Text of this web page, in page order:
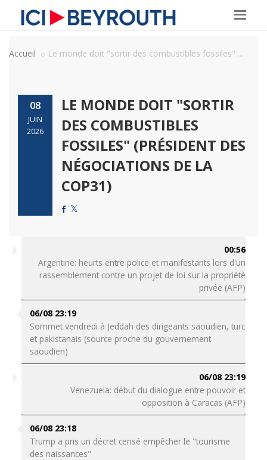
Accueil Le monde doit "sortir des combustibles fossiles" ...
08
JUIN
2026
LE MONDE DOIT "SORTIR
DES COMBUSTIBLES
FOSSILES" (PRÉSIDENT DES
NÉGOCIATIONS DE LA
COP31)
00:56
Argentine: heurts entre police et manifestants lors d'un
rassemblement contre un projet de loi sur la propriété
privée (AFP)
06/08 23:19
Sommet vendredi à Jeddah des dirigeants saoudien, turc
et pakistanais (source proche du gouvernement
saoudien)
06/08 23:19
Venezuela: début du dialogue entre pouvoir et
opposition à Caracas (AFP)
06/08 23:18
Trump a pris un décret censé empêcher le "tourisme
des naissances"